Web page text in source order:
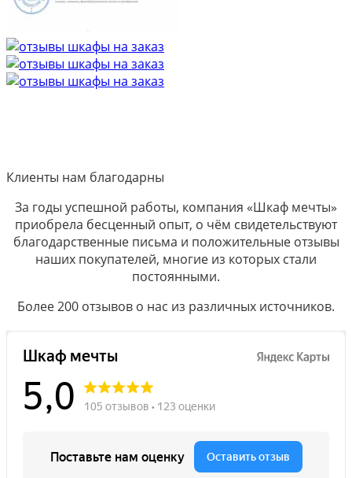
Клиенты нам благодарны
За годы успешной работы, компания «Шкаф мечты»
приобрела бесценный опыт, о чём свидетельствуют
благодарственные письма и положительные отзывы
наших покупателей, многие из которых стали
постоянными.
Более 200 отзывов о нас из различных источников.